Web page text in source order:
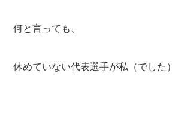
何と言っても、
休めていない代表選手が私（でした）